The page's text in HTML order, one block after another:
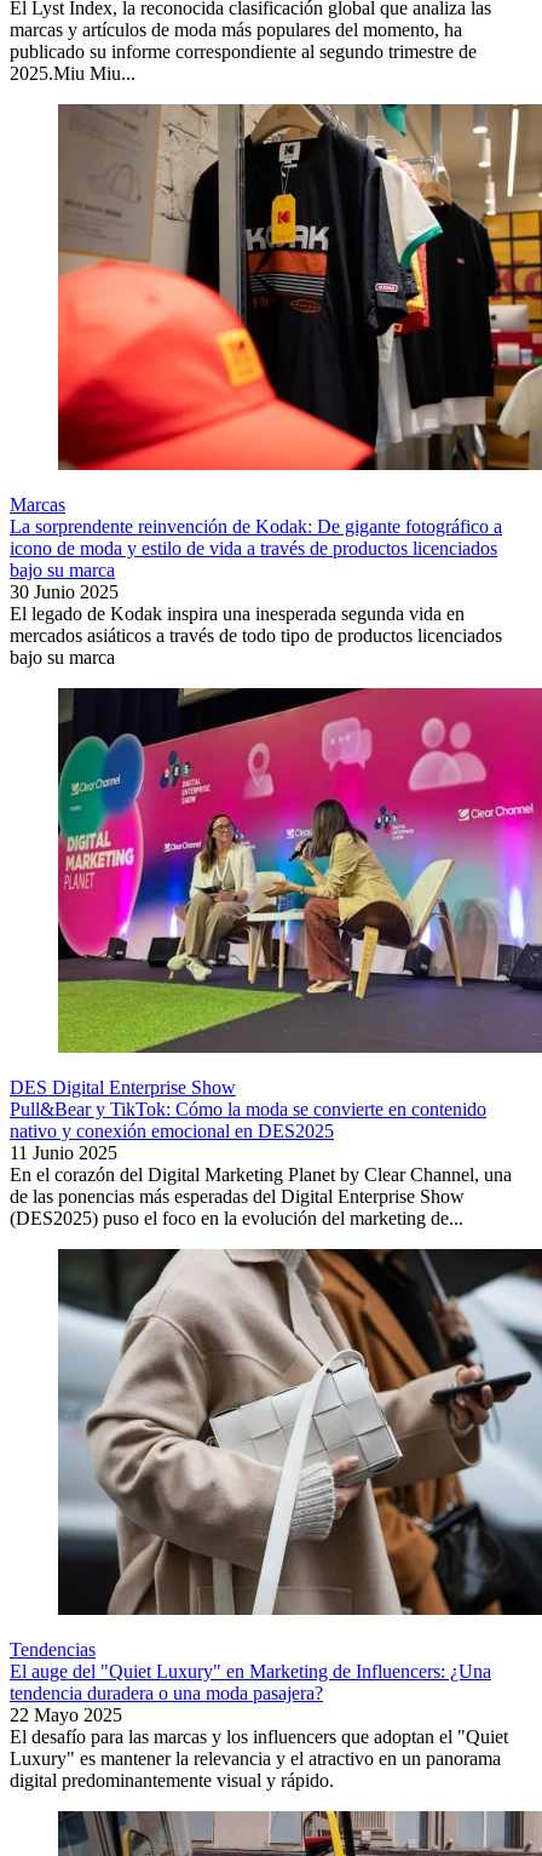
El Lyst Index, la reconocida clasificación global que analiza las
marcas y artículos de moda más populares del momento, ha
publicado su informe correspondiente al segundo trimestre de
2025.Miu Miu...
Marcas
La sorprendente reinvención de Kodak: De gigante fotográfico a
icono de moda y estilo de vida a través de productos licenciados
bajo su marca
30 Junio 2025
El legado de Kodak inspira una inesperada segunda vida en
mercados asiáticos a través de todo tipo de productos licenciados
bajo su marca
DES Digital Enterprise Show
Pull&Bear y TikTok: Cómo la moda se convierte en contenido
nativo y conexión emocional en DES2025
11 Junio 2025
En el corazón del Digital Marketing Planet by Clear Channel, una
de las ponencias más esperadas del Digital Enterprise Show
(DES2025) puso el foco en la evolución del marketing de...
Tendencias
El auge del "Quiet Luxury" en Marketing de Influencers: ¿Una
tendencia duradera o una moda pasajera?
22 Mayo 2025
El desafío para las marcas y los influencers que adoptan el "Quiet
Luxury" es mantener la relevancia y el atractivo en un panorama
digital predominantemente visual y rápido.